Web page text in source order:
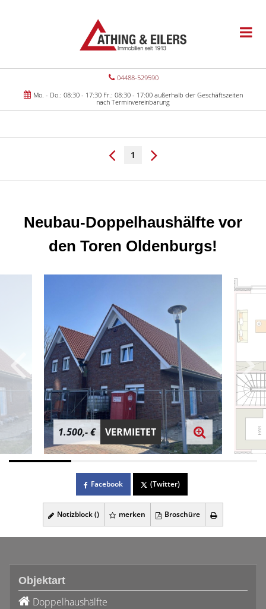
04488-529590
Mo. - Do.: 08:30 - 17:30 Fr.: 08:30 - 17:00 außerhalb der Geschäftszeiten
nach Terminvereinbarung
1
Neubau-Doppelhaushälfte vor
den Toren Oldenburgs!
1.500,- € VERMIETET
Facebook (Twitter)
Notizblock () merken Broschüre
Objektart
Doppelhaushälfte